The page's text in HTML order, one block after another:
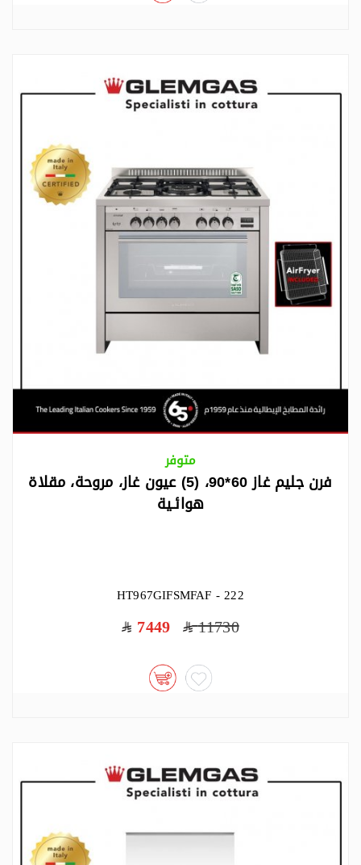
متوفر
فرن جليم غاز 60*90، (5) عيون غاز، مروحة، مقلاة
هوائـية
HT967GIFSMFAF - 222
11730
7449